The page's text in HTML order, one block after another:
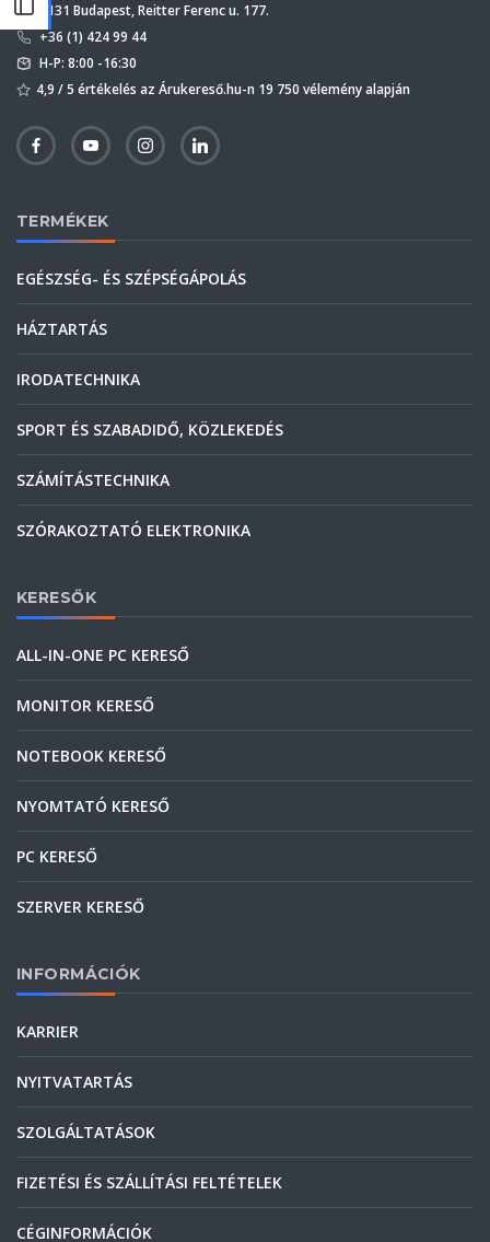
1131 Budapest, Reitter Ferenc u. 177.
+36 (1) 424 99 44
H-P: 8:00 -16:30
4,9 / 5 értékelés az Árukereső.hu-n 19 750 vélemény alapján
TERMÉKEK
EGÉSZSÉG- ÉS SZÉPSÉGÁPOLÁS
HÁZTARTÁS
IRODATECHNIKA
SPORT ÉS SZABADIDŐ, KÖZLEKEDÉS
SZÁMÍTÁSTECHNIKA
SZÓRAKOZTATÓ ELEKTRONIKA
KERESŐK
ALL-IN-ONE PC KERESŐ
MONITOR KERESŐ
NOTEBOOK KERESŐ
NYOMTATÓ KERESŐ
PC KERESŐ
SZERVER KERESŐ
INFORMÁCIÓK
KARRIER
NYITVATARTÁS
SZOLGÁLTATÁSOK
FIZETÉSI ÉS SZÁLLÍTÁSI FELTÉTELEK
CÉGINFORMÁCIÓK